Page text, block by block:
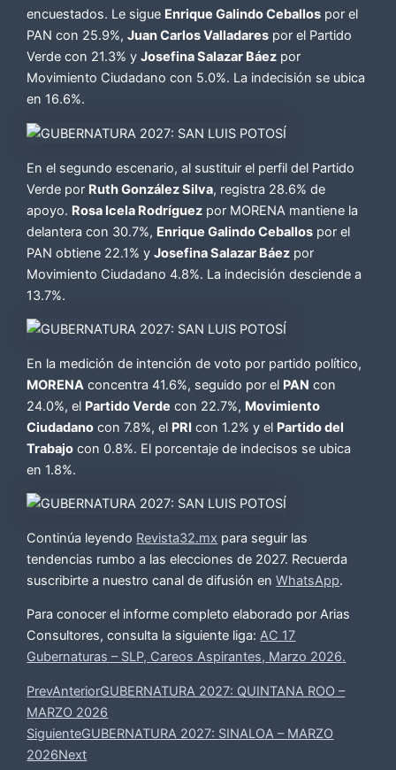
encuestados. Le sigue Enrique Galindo Ceballos por el
PAN con 25.9%,Juan Carlos Valladares por el Partido
Verde con 21.3% yJosefina Salazar Báez por
Movimiento Ciudadano con 5.0%. La indecisión se ubica
en 16.6%.
En el segundo escenario, al sustituir el perfil del Partido
Verde por Ruth González Silva, registra 28.6% de
apoyo. Rosa Icela Rodríguez por MORENA mantiene la
delantera con 30.7%, Enrique Galindo Ceballos por el
PAN obtiene 22.1% yJosefina Salazar Báez por
Movimiento Ciudadano 4.8%. La indecisión desciende a
13.7%.
En la medición de intención de voto por partido político,
MORENA concentra 41.6%, seguido por el PAN con
24.0%, el Partido Verde con 22.7%, Movimiento
Ciudadano con 7.8%, el PRI con 1.2% y el Partido del
Trabajo con 0.8%. El porcentaje de indecisos se ubica
en 1.8%.
Continúa leyendo Revista32.mx para seguir las
tendencias rumbo a las elecciones de 2027. Recuerda
suscribirte a nuestro canal de difusión en WhatsApp.
Para conocer el informe completo elaborado por Arias
Consultores, consulta la siguiente liga: AC 17
Gubernaturas – SLP, Careos Aspirantes, Marzo 2026.
PrevAnteriorGUBERNATURA 2027: QUINTANA ROO –
MARZO 2026
SiguienteGUBERNATURA 2027: SINALOA – MARZO
2026Next